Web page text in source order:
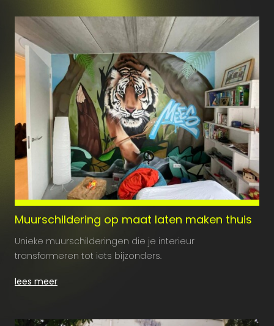
Muurschildering op maat laten maken thuis
Unieke muurschilderingen die je interieur
transformeren tot iets bijzonders.
lees meer